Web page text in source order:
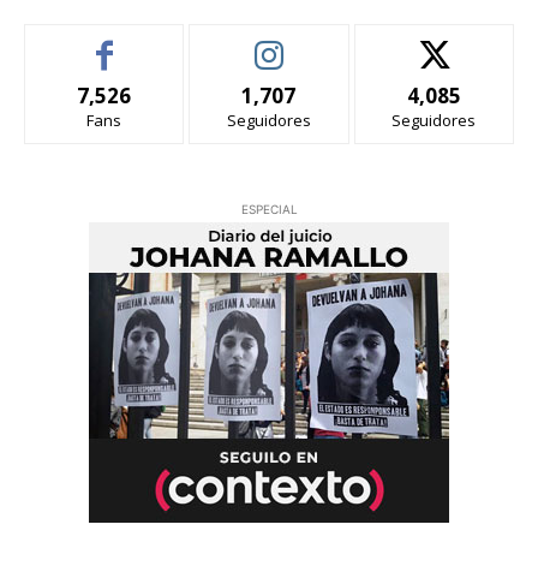
7,526
Fans
1,707
Seguidores
4,085
Seguidores
ESPECIAL